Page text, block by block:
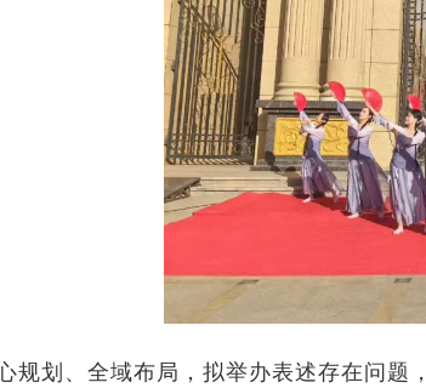
规划、全域布局，拟举办表述存在问题